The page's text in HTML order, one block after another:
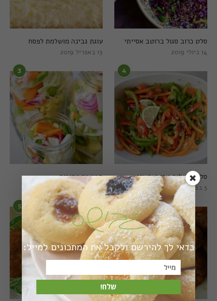
עוגת גבינה מושלמת לפסח
13 באפריל 2019
סלט כרוב סגול ברוטב אסייתי
14 ביולי 2019
3
חמוצים מהירים
1 באוגוסט 2022
4
סלט פלפלים טרי וצבעוני
5 בפברואר 2021
5 6
כדאי לך להירשם ולקבל את המתכונים למייל:
שלח!